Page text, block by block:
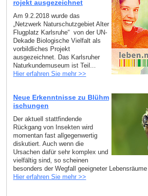
rojekt ausgezeichnet
Am 9.2.2018 wurde das
„Netzwerk Naturschutzgebiet Alter
Flugplatz Karlsruhe“ von der UN-
Dekade Biologische Vielfalt als
vorbildliches Projekt
ausgezeichnet. Das Karlsruher
Naturkundemuseum ist Teil...
Hier erfahren Sie mehr >>
Neue Erkenntnisse zu Blühm
ischungen
Der aktuell stattfindende
Rückgang von Insekten wird
momentan fast allgegenwertig
diskutiert. Auch wenn die
Ursachen dafür sehr komplex und
vielfältig sind, so scheinen
besonders der Wegfall geeigneter
Hier erfahren Sie mehr >>